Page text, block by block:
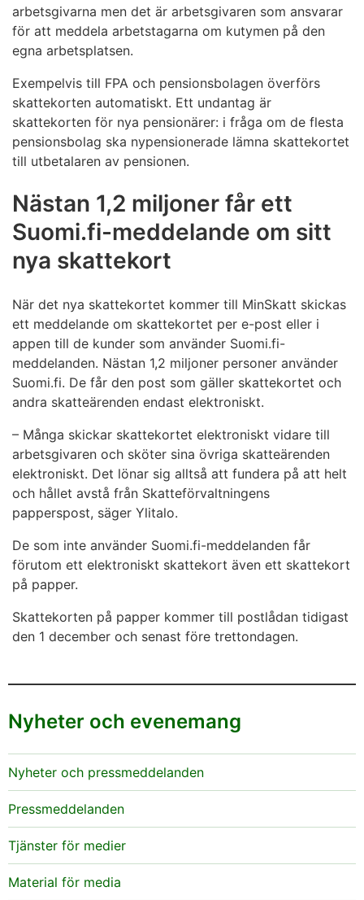
arbetsgivarna men det är arbetsgivaren som ansvarar
för att meddela arbetstagarna om kutymen på den
egna arbetsplatsen.
Exempelvis till FPA och pensionsbolagen överförs
skattekorten automatiskt. Ett undantag är
skattekorten för nya pensionärer: i fråga om de flesta
pensionsbolag ska nypensionerade lämna skattekortet
till utbetalaren av pensionen.
Nästan 1,2 miljoner får ett
Suomi.fi-meddelande om sitt
nya skattekort
När det nya skattekortet kommer till MinSkatt skickas
ett meddelande om skattekortet per e-post eller i
appen till de kunder som använder Suomi.fi-
meddelanden. Nästan 1,2 miljoner personer använder
Suomi.fi. De får den post som gäller skattekortet och
andra skatteärenden endast elektroniskt.
– Många skickar skattekortet elektroniskt vidare till
arbetsgivaren och sköter sina övriga skatteärenden
elektroniskt. Det lönar sig alltså att fundera på att helt
och hållet avstå från Skatteförvaltningens
papperspost, säger Ylitalo.
De som inte använder Suomi.fi-meddelanden får
förutom ett elektroniskt skattekort även ett skattekort
på papper.
Skattekorten på papper kommer till postlådan tidigast
den 1 december och senast före trettondagen.
Nyheter och evenemang
Nyheter och pressmeddelanden
Pressmeddelanden
Tjänster för medier
Material för media